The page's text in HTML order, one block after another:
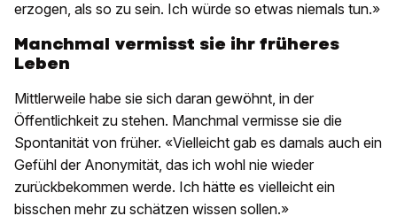
erzogen, als so zu sein. Ich würde so etwas niemals tun.»
Manchmal vermisst sie ihr früheres
Leben
Mittlerweile habe sie sich daran gewöhnt, in der
Öffentlichkeit zu stehen. Manchmal vermisse sie die
Spontanität von früher. «Vielleicht gab es damals auch ein
Gefühl der Anonymität, das ich wohl nie wieder
zurückbekommen werde. Ich hätte es vielleicht ein
bisschen mehr zu schätzen wissen sollen.»